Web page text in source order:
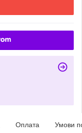
Оплата Умови